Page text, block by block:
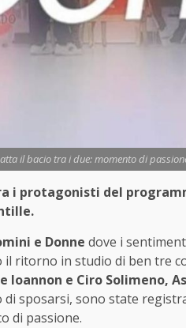
il bacio tra i due: momento di
i protagonisti del
e Donne dove i
il ritorno in studio di ben tre
Ioannon e Ciro Solimeno,
sposarsi, sono state
di passione.